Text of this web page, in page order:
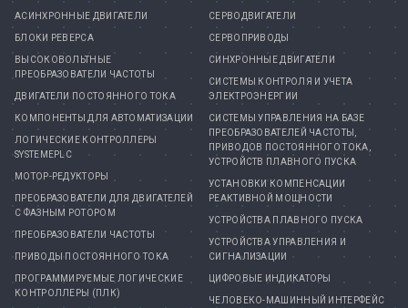
АСИНХРОННЫЕ ДВИГАТЕЛИ
БЛОКИ РЕВЕРСА
ВЫСОКОВОЛЬТНЫЕ
ПРЕОБРАЗОВАТЕЛИ ЧАСТОТЫ
ДВИГАТЕЛИ ПОСТОЯННОГО ТОКА
КОМПОНЕНТЫ ДЛЯ АВТОМАТИЗАЦИИ
ЛОГИЧЕСКИЕ КОНТРОЛЛЕРЫ
SYSTEMEPLC
МОТОР-РЕДУКТОРЫ
ПРЕОБРАЗОВАТЕЛИ ДЛЯ ДВИГАТЕЛЕЙ
С ФАЗНЫМ РОТОРОМ
ПРЕОБРАЗОВАТЕЛИ ЧАСТОТЫ
ПРИВОДЫ ПОСТОЯННОГО ТОКА
ПРОГРАММИРУЕМЫЕ ЛОГИЧЕСКИЕ
КОНТРОЛЛЕРЫ (ПЛК)
СЕРВОДВИГАТЕЛИ
СЕРВОПРИВОДЫ
СИНХРОННЫЕ ДВИГАТЕЛИ
СИСТЕМЫ КОНТРОЛЯ И УЧЕТА
ЭЛЕКТРОЭНЕРГИИ
СИСТЕМЫ УПРАВЛЕНИЯ НА БАЗЕ
ПРЕОБРАЗОВАТЕЛЕЙ ЧАСТОТЫ,
ПРИВОДОВ ПОСТОЯННОГО ТОКА,
УСТРОЙСТВ ПЛАВНОГО ПУСКА
УСТАНОВКИ КОМПЕНСАЦИИ
РЕАКТИВНОЙ МОЩНОСТИ
УСТРОЙСТВА ПЛАВНОГО ПУСКА
УСТРОЙСТВА УПРАВЛЕНИЯ И
СИГНАЛИЗАЦИИ
ЦИФРОВЫЕ ИНДИКАТОРЫ
ЧЕЛОВЕКО-МАШИННЫЙ ИНТЕРФЕЙС